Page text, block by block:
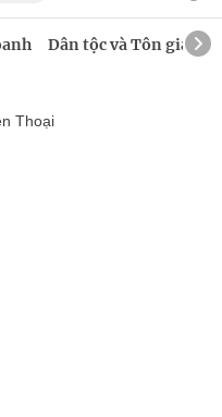
Dân tộc và Tôn giáo
Thoại